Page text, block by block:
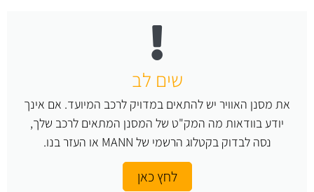
שים לב
את מסנן האוויר יש להתאים במדויק לרכב המיועד. אם אינך
יודע בוודאות מה המק"ט של המסנן המתאים לרכב שלך,
נסה לבדוק בקטלוג הרשמי של MANN או העזר בנו.
לחץ כאן